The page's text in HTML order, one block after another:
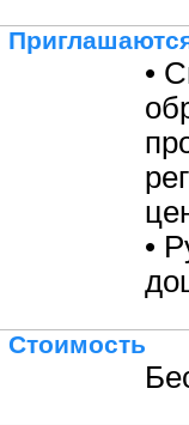
•
•
Стоимость